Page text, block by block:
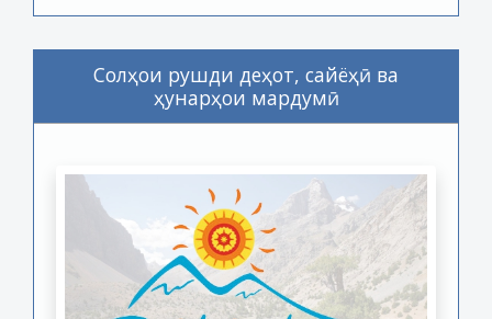
Солҳои рушди деҳот, сайёҳӣ ва
ҳунарҳои мардумӣ